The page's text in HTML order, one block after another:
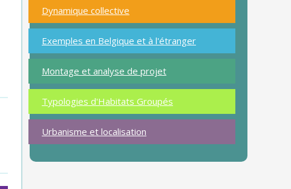
Dynamique collective
Exemples en Belgique et à l'étranger
Montage et analyse de projet
Typologies d'Habitats Groupés
Urbanisme et localisation